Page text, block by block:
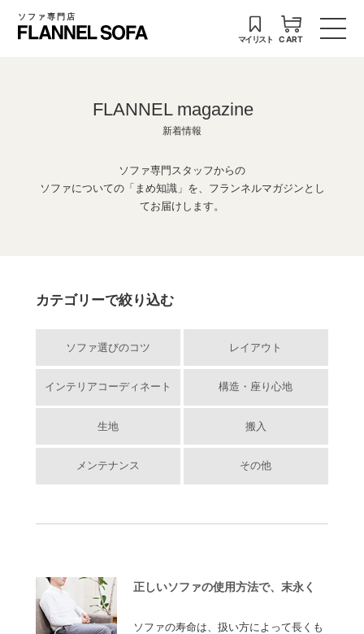
ソファ専門店
マイリスト CART
FLANNEL magazine
新着情報
ソファ専門スタッフからの
ソファについての「まめ知識」を、フランネルマガジンとし
てお届けします。
カテゴリーで絞り込む
ソファ選びのコツ レイアウト
インテリアコーディネート 構造・座り心地
生地 搬入
メンテナンス その他
正しいソファの使用方法で、末永く
ソファの寿命は、扱い方によって長くも